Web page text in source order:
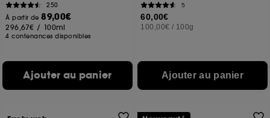
250
À partir de89,00€
296,67€ / 100ml
4 contenances disponibles
Ajouter au panier
5
60,00€
100,00€ / 100g
Ajouter au panier